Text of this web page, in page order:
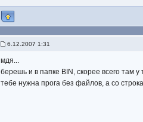
6.12.2007 1:31
мдя...
берешь и в папке BIN, скорее всего там
тебе нужна прога без файлов, а со